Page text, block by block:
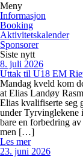
Meny
Informasjon
Booking
Aktivitetskalender
Sponsorer
Siste nytt
8. juli 2026
Uttak til U18 EM
Mandag kveld kom
at Elias Landøy
Elias kvalifiserte seg
under
bare en forbedring
men […]
Les mer
23. juni 2026